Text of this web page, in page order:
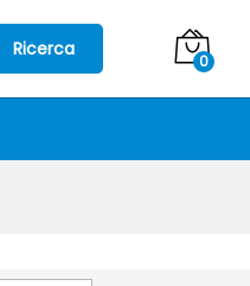
Ricerca
0